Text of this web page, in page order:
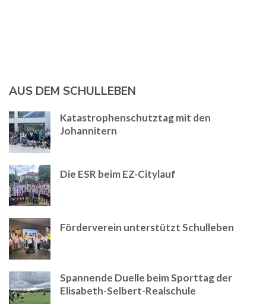
AUS DEM SCHULLEBEN
Katastrophenschutztag mit den
Johannitern
Die ESR beim EZ-Citylauf
Förderverein unterstützt Schulleben
Spannende Duelle beim Sporttag der
Elisabeth-Selbert-Realschule